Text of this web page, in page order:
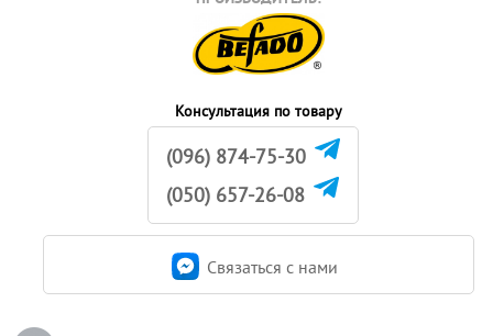
Консультация по товару
(096) 874-75-30
(050) 657-26-08
Связаться c нами